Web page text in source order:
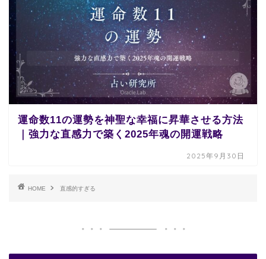
運命数11の運勢を神聖な幸福に昇華させる方法
｜強力な直感力で築く2025年魂の開運戦略
2025年9月30日
HOME 直感的すぎる